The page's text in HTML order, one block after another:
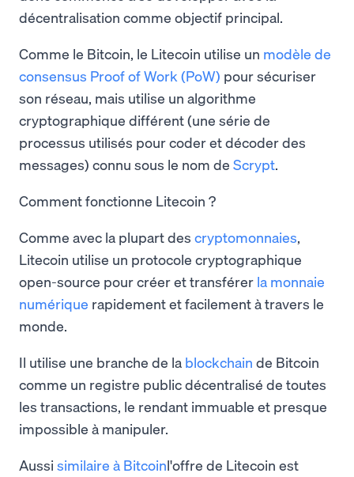
décentralisation comme objectif principal.
Comme le Bitcoin, le Litecoin utilise un modèle de
consensus Proof of Work (PoW) pour sécuriser
son réseau, mais utilise un algorithme
cryptographique différent (une série de
processus utilisés pour coder et décoder des
messages) connu sous le nom de Scrypt.
Comment fonctionne Litecoin ?
Comme avec la plupart des cryptomonnaies,
Litecoin utilise un protocole cryptographique
open-source pour créer et transférer la monnaie
numérique rapidement et facilement à travers le
monde.
Il utilise une branche de la blockchain de Bitcoin
comme un registre public décentralisé de toutes
les transactions, le rendant immuable et presque
impossible à manipuler.
Aussi similaire à Bitcoinl'offre de Litecoin est